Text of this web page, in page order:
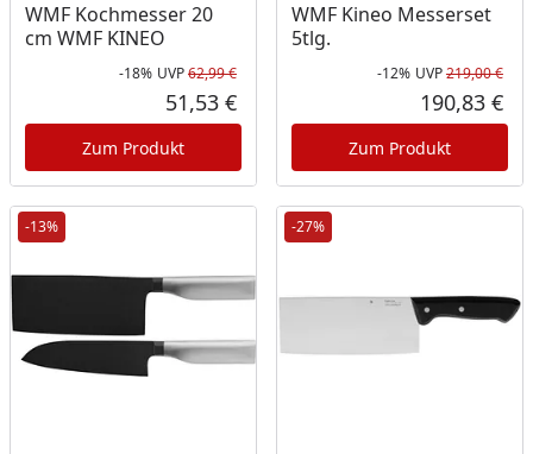
WMF Kochmesser 20
cm WMF KINEO
Rabatt in Prozent
-18%
Ursprünglicher Preis
UVP62,99 €
Aktueller Preis
51,53 €
Zum Produkt
WMF Kineo Messerset
5tlg.
-12% UVP219,00 €
190,83 €
Zum Produkt
-13% -27%